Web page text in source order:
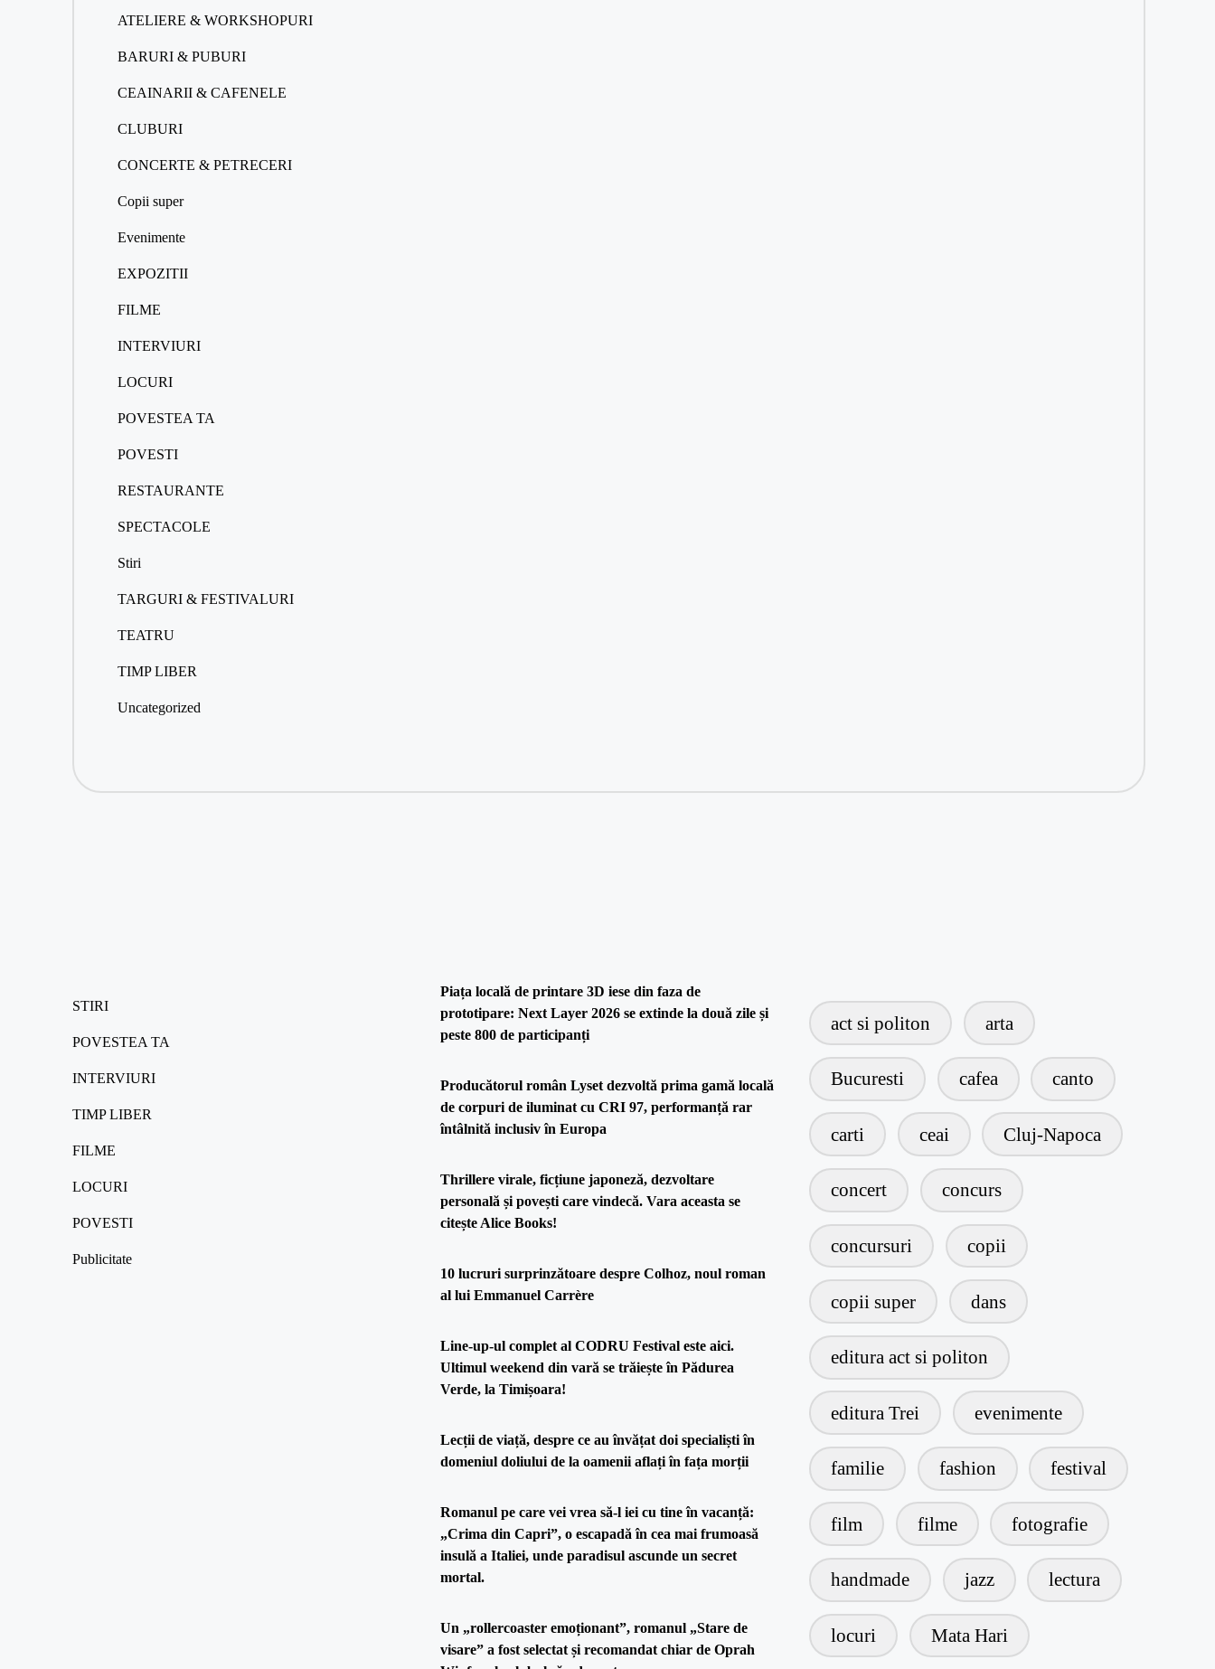
ATELIERE & WORKSHOPURI
BARURI & PUBURI
CEAINARII & CAFENELE
CLUBURI
CONCERTE & PETRECERI
Copii super
Evenimente
EXPOZITII
FILME
INTERVIURI
LOCURI
POVESTEA TA
POVESTI
RESTAURANTE
SPECTACOLE
Stiri
TARGURI & FESTIVALURI
TEATRU
TIMP LIBER
Uncategorized
STIRI
POVESTEA TA
INTERVIURI
TIMP LIBER
FILME
LOCURI
POVESTI
Publicitate
Piața locală de printare 3D iese din faza de
prototipare: Next Layer 2026 se extinde la două zile și
peste 800 de participanți
Producătorul român Lyset dezvoltă prima gamă locală
de corpuri de iluminat cu CRI 97, performanță rar
întâlnită inclusiv în Europa
Thrillere virale, ficțiune japoneză, dezvoltare
personală și povești care vindecă. Vara aceasta se
citește Alice Books!
10 lucruri surprinzătoare despre Colhoz, noul roman
al lui Emmanuel Carrère
Line-up-ul complet al CODRU Festival este aici.
Ultimul weekend din vară se trăiește în Pădurea
Verde, la Timișoara!
Lecții de viață, despre ce au învățat doi specialiști în
domeniul doliului de la oamenii aflați în fața morții
Romanul pe care vei vrea să-l iei cu tine în vacanță:
„Crima din Capri”, o escapadă în cea mai frumoasă
insulă a Italiei, unde paradisul ascunde un secret
mortal.
Un „rollercoaster emoționant”, romanul „Stare de
visare” a fost selectat și recomandat chiar de Oprah
act si politon arta
Bucuresti cafea canto
carti ceai Cluj-Napoca
concert concurs
concursuri copii
copii super dans
editura act si politon
editura Trei evenimente
familie fashion festival
film filme fotografie
handmade jazz lectura
locuri Mata Hari